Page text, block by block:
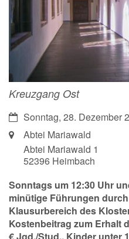
Kreuzgang Ost
Datum:Sonntag, 28. Dezember
Ort: Abtei Mariawald
Abtei Mariawald 1
52396 Heimbach
Sonntags um 12:30 Uhr
minütige Führungen
Klausurbereich des
Kostenbeitrag zum Erhalt
€ Jgd./Stud., Kinder unter